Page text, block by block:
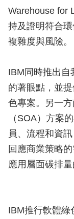
Warehouse for
持及證明符合環
複雜度與風險。
IBM同時推出自
的著眼點，並
色專案。另一
（SOA）方案
員、流程和資
回應商業策略
應用層面碳排量
IBM推行軟體綠